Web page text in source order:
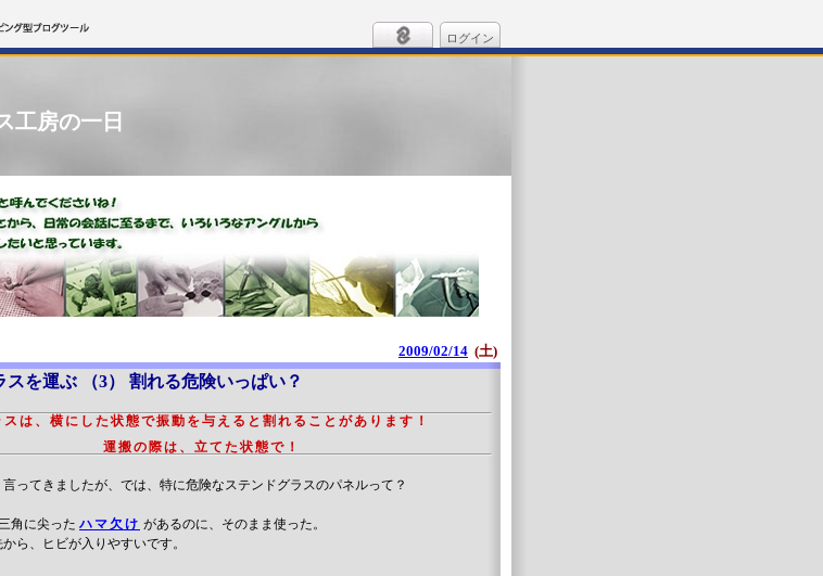
ログイン
工房の一日
2009/02/14 (土)
スを運ぶ （3） 割れる危険いっぱい？
スは、横にした状態で振動を与えると割れることがあります！
運搬の際は、立てた状態で！
ってきましたが、では、特に危険なステンドグラスのパネルって？
角に尖った ハマ欠け があるのに、そのまま使った。
ら、ヒビが入りやすいです。